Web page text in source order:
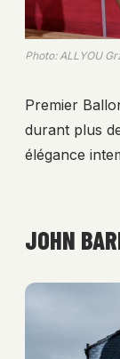
Photo: ALLYOU
Premier
durant plus
élégance
JOHN